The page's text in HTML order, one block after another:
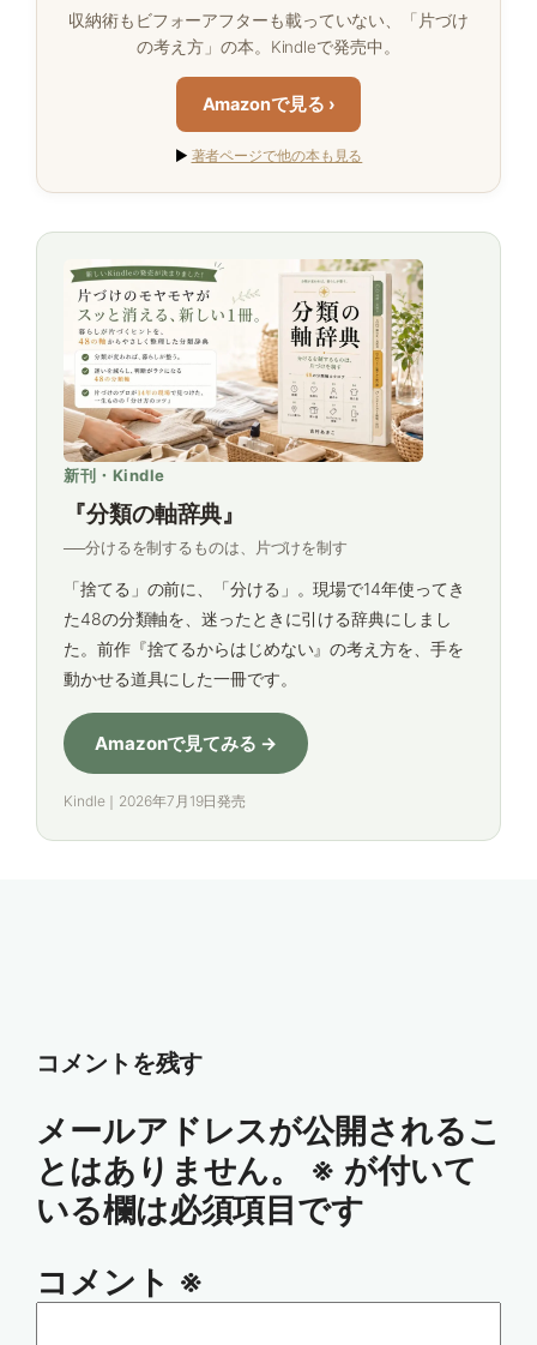
収納術もビフォーアフターも載っていない、「片づけ
の考え方」の本。Kindleで発売中。
Amazonで見る ›
▶ 著者ページで他の本も見る
新刊・Kindle
『分類の軸辞典』
──分けるを制するものは、片づけを制す
「捨てる」の前に、「分ける」。現場で14年使ってき
た48の分類軸を、迷ったときに引ける辞典にしまし
た。前作『捨てるからはじめない』の考え方を、手を
動かせる道具にした一冊です。
Amazonで見てみる →
Kindle｜2026年7月19日発売
コメントを残す
メールアドレスが公開されるこ
とはありません。
※ が付いて
いる欄は必須項目です
コメント ※